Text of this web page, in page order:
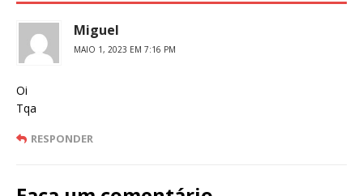
Miguel
MAIO 1, 2023 EM 7:16 PM
Oi
Tqa
RESPONDER